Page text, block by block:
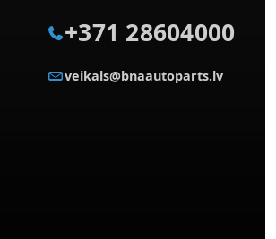
+371 28604000
veikals@bnaautoparts.lv